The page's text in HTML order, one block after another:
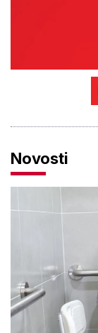
Novosti